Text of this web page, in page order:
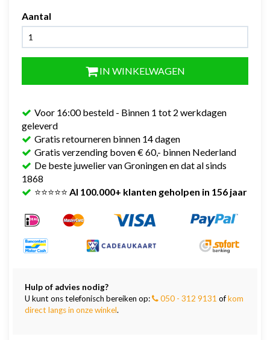
Aantal
IN WINKELWAGEN
Voor 16:00 besteld - Binnen 1 tot 2 werkdagen
geleverd
Gratis retourneren binnen 14 dagen
Gratis verzending boven € 60,- binnen Nederland
De beste juwelier van Groningen en dat al sinds
1868
⭐⭐⭐⭐⭐ Al 100.000+ klanten geholpen in 156 jaar
Hulp of advies nodig?
U kunt ons telefonisch bereiken op:
050 - 312 9131 ofkom
direct langs in onze winkel.